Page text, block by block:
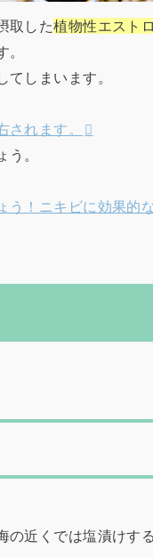
取した植物性エスト
しまいます。
れます。
。
！ニキビに効果的
近くでは塩漬けす